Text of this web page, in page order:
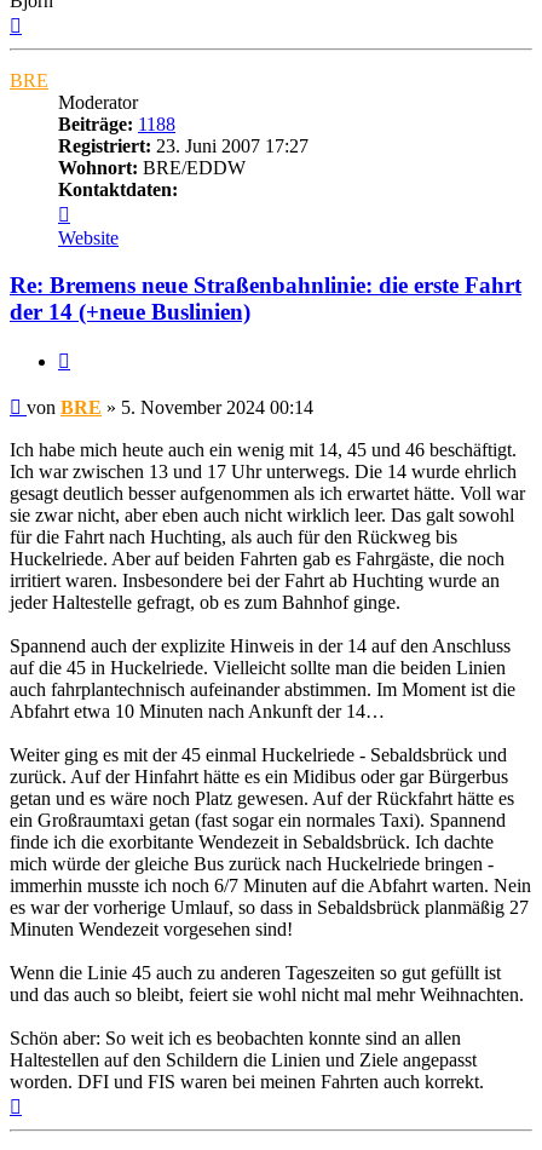
BRE
Moderator
Beiträge: 1188
Registriert: 23. Juni 2007 17:27
Wohnort: BRE/EDDW
Kontaktdaten:
von
BRE
Website
Re: Bremens neue Straßenbahnlinie: die erste Fahrt
der 14 (+neue Buslinien)
Ungelesener
von BRE » 5. November 2024 00:14
Ich habe mich heute auch ein wenig mit 14, 45 und 46 beschäftigt.
Ich war zwischen 13 und 17 Uhr unterwegs. Die 14 wurde ehrlich
gesagt deutlich besser aufgenommen als ich erwartet hätte. Voll war
sie zwar nicht, aber eben auch nicht wirklich leer. Das galt sowohl
für die Fahrt nach Huchting, als auch für den Rückweg bis
Huckelriede. Aber auf beiden Fahrten gab es Fahrgäste, die noch
irritiert waren. Insbesondere bei der Fahrt ab Huchting wurde an
jeder Haltestelle gefragt, ob es zum Bahnhof ginge.
Spannend auch der explizite Hinweis in der 14 auf den Anschluss
auf die 45 in Huckelriede. Vielleicht sollte man die beiden Linien
auch fahrplantechnisch aufeinander abstimmen. Im Moment ist die
Abfahrt etwa 10 Minuten nach Ankunft der 14…
Weiter ging es mit der 45 einmal Huckelriede - Sebaldsbrück und
zurück. Auf der Hinfahrt hätte es ein Midibus oder gar Bürgerbus
getan und es wäre noch Platz gewesen. Auf der Rückfahrt hätte es
ein Großraumtaxi getan (fast sogar ein normales Taxi). Spannend
finde ich die exorbitante Wendezeit in Sebaldsbrück. Ich dachte
mich würde der gleiche Bus zurück nach Huckelriede bringen -
immerhin musste ich noch 6/7 Minuten auf die Abfahrt warten. Nein
es war der vorherige Umlauf, so dass in Sebaldsbrück planmäßig 27
Minuten Wendezeit vorgesehen sind!
Wenn die Linie 45 auch zu anderen Tageszeiten so gut gefüllt ist
und das auch so bleibt, feiert sie wohl nicht mal mehr Weihnachten.
Schön aber: So weit ich es beobachten konnte sind an allen
Haltestellen auf den Schildern die Linien und Ziele angepasst
worden. DFI und FIS waren bei meinen Fahrten auch korrekt.